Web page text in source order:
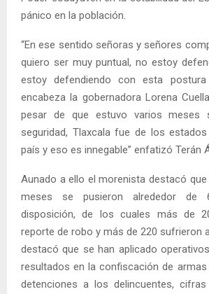
pánico en la población.
“En ese sentido señoras y señores
quiero ser muy puntual, no estoy
estoy defendiendo con esta
encabeza la gobernadora Lorena
pesar de que estuvo varios meses
seguridad, Tlaxcala fue de los
país y eso es innegable” enfatizó Terán
Aunado a ello el morenista destacó
meses se pusieron alrededor de
disposición, de los cuales más de
reporte de robo y más de 220 sufrieron
destacó que se han aplicado
resultados en la confiscación de
detenciones a los delincuentes,